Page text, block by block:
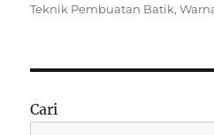
on
Teknik Pembuatan Batik,
Cari